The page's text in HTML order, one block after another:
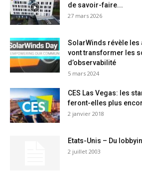
de savoir-faire...
27 mars 2026
SolarWinds révèle
vont transformer les
d’observabilité
5 mars 2024
CES Las Vegas: les
feront-elles plus
2 janvier 2018
Etats-Unis – Du
2 juillet 2003